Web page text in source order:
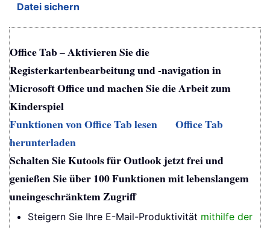
Datei sichern
Office Tab – Aktivieren Sie die
Registerkartenbearbeitung und -navigation in
Microsoft Office und machen Sie die Arbeit zum
Kinderspiel
Funktionen von Office Tab lesen
Office Tab
herunterladen
Schalten Sie Kutools für Outlook jetzt frei und
genießen Sie über 100 Funktionen mit lebenslangem
uneingeschränktem Zugriff
Steigern Sie Ihre E-Mail-Produktivität mithilfe der